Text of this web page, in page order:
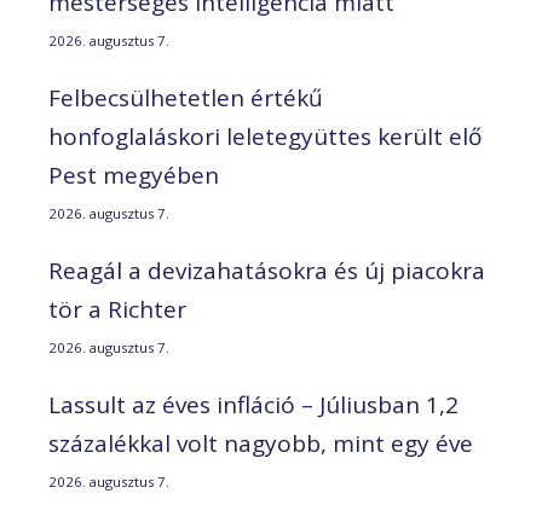
2026. augusztus 7.
Felbecsülhetetlen értékű
honfoglaláskori leletegyüttes került elő
Pest megyében
2026. augusztus 7.
Reagál a devizahatásokra és új piacokra
tör a Richter
2026. augusztus 7.
Lassult az éves infláció – Júliusban 1,2
százalékkal volt nagyobb, mint egy éve
2026. augusztus 7.